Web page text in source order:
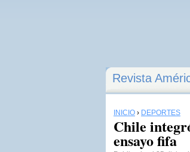
Revista
INICIO › DEPORTES
Chile
ensayo fifa